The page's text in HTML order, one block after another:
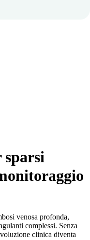
sparsi
venosa profonda,
complessi. Senza
clinica diventa